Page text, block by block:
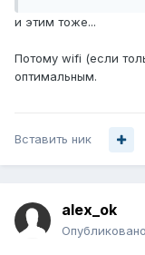
и этим тоже...
Потому wifi (если
оптимальным.
Вставить ник
alex_ok
Опубликовано